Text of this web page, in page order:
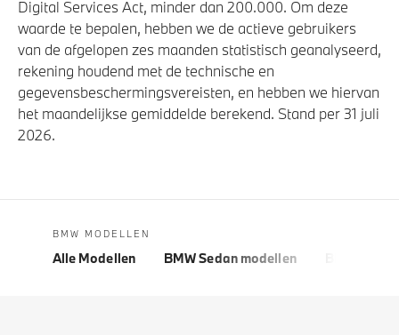
Digital Services Act, minder dan 200.000. Om deze
waarde te bepalen, hebben we de actieve gebruikers
van de afgelopen zes maanden statistisch geanalyseerd,
rekening houdend met de technische en
gegevensbeschermingsvereisten, en hebben we hiervan
het maandelijkse gemiddelde berekend. Stand per 31 juli
2026.
BMW MODELLEN
Alle Modellen BMW Sedan modellen